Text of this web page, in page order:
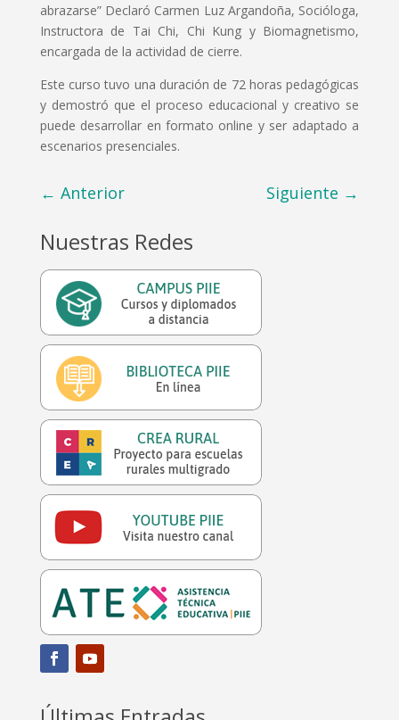
abrazarse” Declaró Carmen Luz Argandoña, Socióloga,
Instructora de Tai Chi, Chi Kung y Biomagnetismo,
encargada de la actividad de cierre.
Este curso tuvo una duración de 72 horas pedagógicas
y demostró que el proceso educacional y creativo se
puede desarrollar en formato online y ser adaptado a
escenarios presenciales.
← Anterior Siguiente →
Nuestras Redes